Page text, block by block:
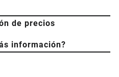
de precios
información?